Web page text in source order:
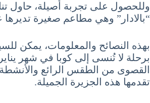
وللحصول على تجربة أصيلة، حاول
“بالادار” وهي مطاعم صغيرة تديرها
بهذه النصائح والمعلومات، يمكن
برحلة لا تُنسى إلى كوبا في شهر
القصوى من الطقس الرائع والأنشطة
تقدمها هذه الجزيرة الجميلة.